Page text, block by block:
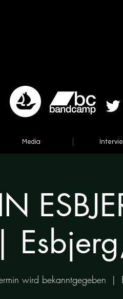
Media
wird bekanntgegeben
  |